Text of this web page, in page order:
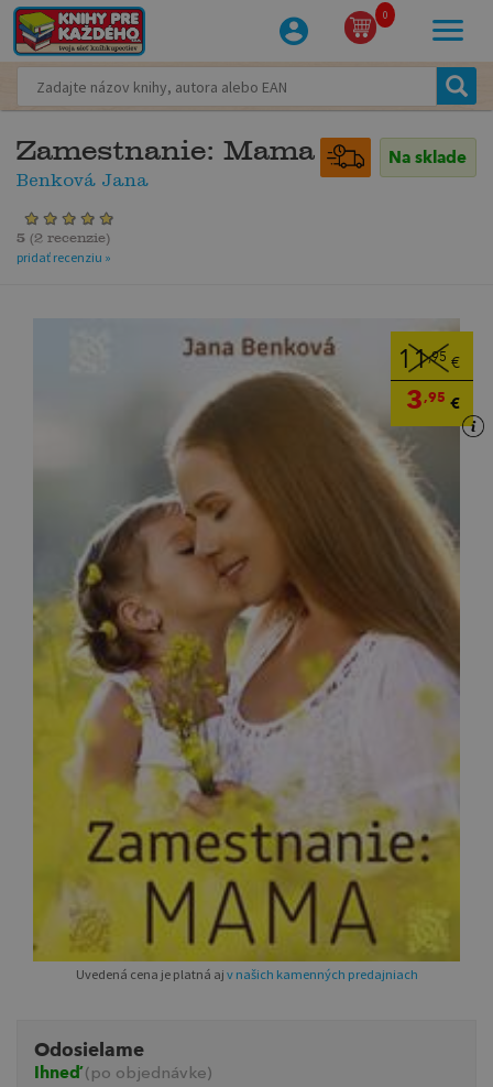
0
Zamestnanie: Mama
Benková Jana
Na sklade
5 (2 recenzie)
pridať recenziu »
11,95 €
3,95 €
Uvedená cena je platná aj v našich kamenných predajniach
Odosielame
Ihneď(po objednávke)